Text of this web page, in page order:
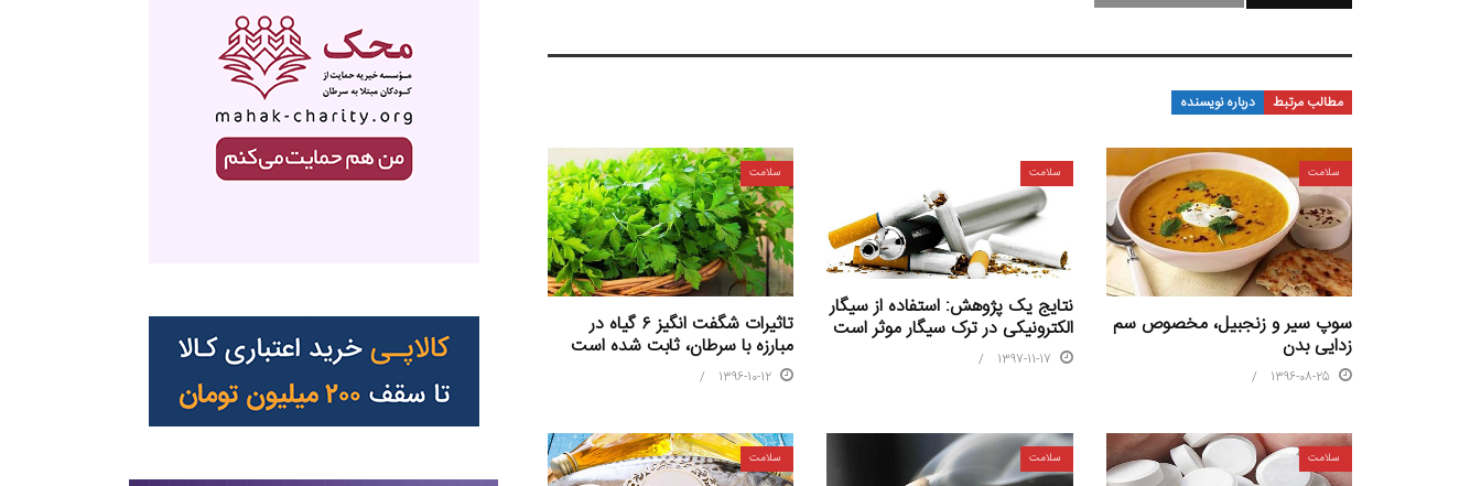
مطالب مرتبط درباره نویسنده
سلامت
سوپ سیر و زنجبیل، مخصوص سم
زدایی بدن
1396-08-25
سلامت
نتایج یک پژوهش: استفاده از سیگار
الکترونیکی در ترک سیگار موثر است
1397-11-17
سلامت
تاثیرات شگفت انگیز ۶ گیاه در
مبارزه با سرطان، ثابت شده است
1396-10-12
سلامت سلامت سلامت